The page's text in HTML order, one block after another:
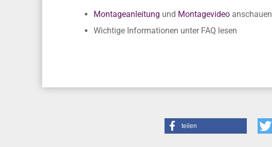
Montageanleitung und Montagevideo anschauen
Wichtige Informationen unter FAQ lesen
teilen